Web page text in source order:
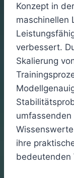
Konzept in
maschinellen
verbessert.
Skalierung
ihre
bedeutenden